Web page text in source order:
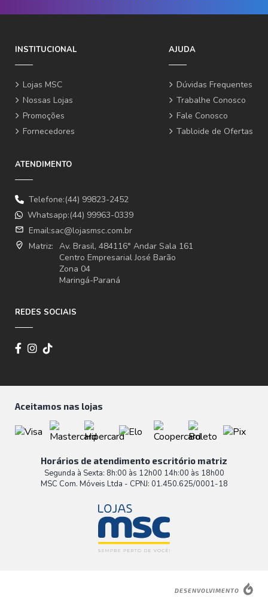
INSTITUCIONAL
Lojas MSC
Nossas Lojas
Promoções
Fornecedores
AJUDA
Dúvidas Frequentes
Trabalhe Conosco
Fale Conosco
Tabloide de Ofertas
ATENDIMENTO
Telefone:(44) 99823-2452
Whatsapp:(44) 99963-0339
email Email:sac@lojasmsc.com.br
where_to_vote Matriz: Av. Brasil, 484116° Andar Sala 161
Centro Empresarial José Barão
Zona 04
Maringá-Paraná
REDES SOCIAIS
Aceitamos nas lojas
Horários de atendimento escritório matriz
Segunda à Sexta: 8h:00 às 12h00 14h:00 às 18h00
MSC Com. Móveis Ltda - CPNJ: 01.450.625/0001-18
DESENVOLVIMENTO